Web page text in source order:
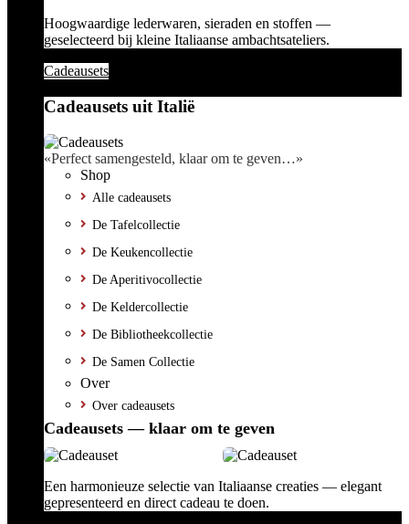
Hoogwaardige lederwaren, sieraden en stoffen —
geselecteerd bij kleine Italiaanse ambachtsateliers.
Cadeausets
Cadeausets uit Italië
«Perfect samengesteld, klaar om te geven…»
Shop
Alle cadeausets
De Tafelcollectie
De Keukencollectie
De Aperitivocollectie
De Keldercollectie
De Bibliotheekcollectie
De Samen Collectie
Over
Over cadeausets
Cadeausets — klaar om te geven
Een harmonieuze selectie van Italiaanse creaties — elegant
gepresenteerd en direct cadeau te doen.